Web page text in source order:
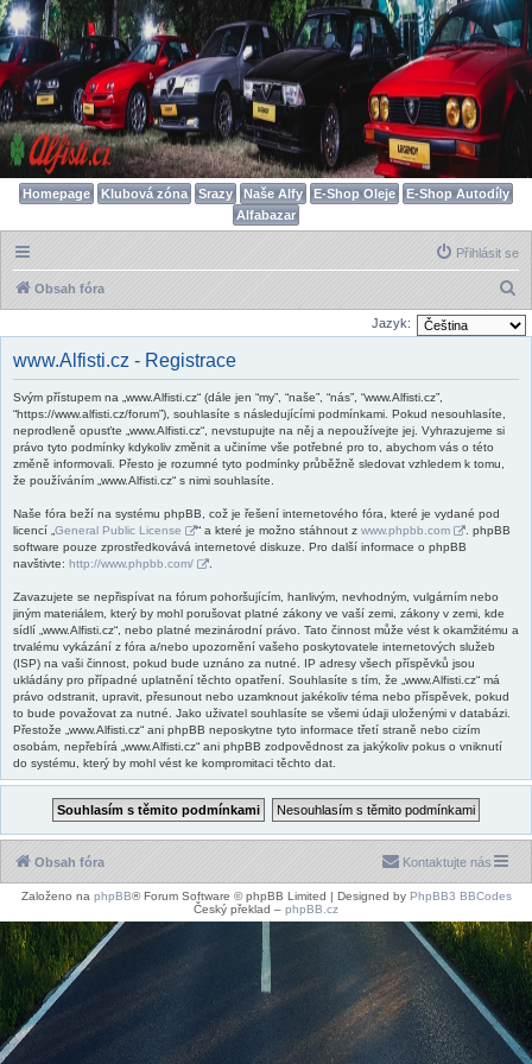
Homepage Klubová zóna Srazy Naše Alfy E-Shop Oleje
E-Shop Autodíly
Alfabazar
Přihlásit se
Obsah fóra
l
Jazyk:
www.Alfisti.cz - Registrace
Svým přístupem na „www.Alfisti.cz“ (dále jen “my”, “naše”, “nás”, “www.Alfisti.cz”,
“https://www.alfisti.cz/forum”), souhlasíte s následujícími podmínkami. Pokud nesouhlasíte,
neprodleně opusťte „www.Alfisti.cz“, nevstupujte na něj a nepoužívejte jej. Vyhrazujeme si
právo tyto podmínky kdykoliv změnit a učiníme vše potřebné pro to, abychom vás o této
změně informovali. Přesto je rozumné tyto podmínky průběžně sledovat vzhledem k tomu,
že používáním „www.Alfisti.cz“ s nimi souhlasíte.
Naše fóra beží na systému phpBB, což je řešení internetového fóra, které je vydané pod
licencí „ General Public License “ a které je možno stáhnout z www.phpbb.com
. phpBB
software pouze zprostředkovává internetové diskuze. Pro další informace o phpBB
navštivte: http://www.phpbb.com/
Zavazujete se nepřispívat na fórum pohoršujícím, hanlivým, nevhodným, vulgárním nebo
jiným materiálem, který by mohl porušovat platné zákony ve vaší zemi, zákony v zemi, kde
sídlí „www.Alfisti.cz“, nebo platné mezinárodní právo. Tato činnost může vést k okamžitému a
trvalému vykázání z fóra a/nebo upozornění vašeho poskytovatele internetových služeb
(ISP) na vaši činnost, pokud bude uznáno za nutné. IP adresy všech příspěvků jsou
ukládány pro případné uplatnění těchto opatření. Souhlasíte s tím, že „www.Alfisti.cz“ má
právo odstranit, upravit, přesunout nebo uzamknout jakékoliv téma nebo příspěvek, pokud
to bude považovat za nutné. Jako uživatel souhlasíte se všemi údaji uloženými v databázi.
Přestože „www.Alfisti.cz“ ani phpBB neposkytne tyto informace třetí straně nebo cizím
osobám, nepřebírá „www.Alfisti.cz“ ani phpBB zodpovědnost za jakýkoliv pokus o vniknutí
do systému, který by mohl vést ke kompromitaci těchto dat.
Obsah fóra Kontaktujte nás
Založeno na phpBB® Forum Software © phpBB Limited | Designed by PhpBB3 BBCodes
Český překlad – phpBB.cz